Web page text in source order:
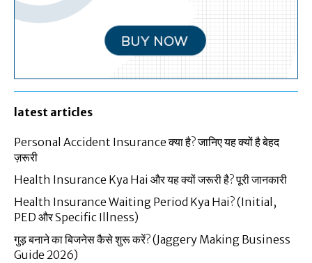
latest articles
Personal Accident Insurance क्या है? जानिए यह क्यों है बेहद
ज़रूरी
Health Insurance Kya Hai और यह क्यों जरूरी है? पूरी जानकारी
Health Insurance Waiting Period Kya Hai? (Initial,
PED और Specific Illness)
गुड़ बनाने का बिजनेस कैसे शुरू करें? (Jaggery Making Business
Guide 2026)